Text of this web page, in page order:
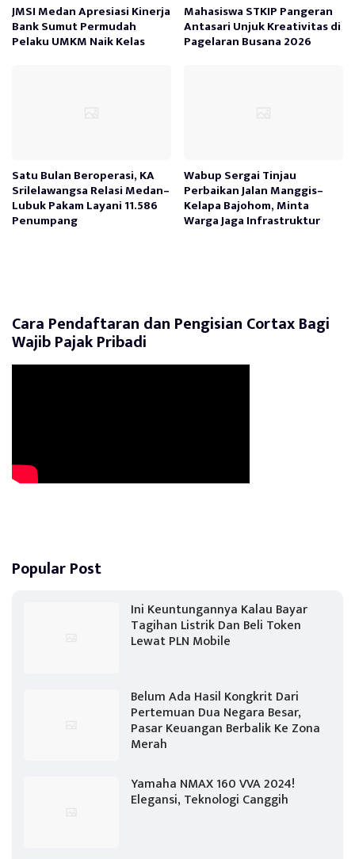
JMSI Medan Apresiasi Kinerja
Bank Sumut Permudah
Pelaku UMKM Naik Kelas
Mahasiswa STKIP Pangeran
Antasari Unjuk Kreativitas di
Pagelaran Busana 2026
Satu Bulan Beroperasi, KA
Srilelawangsa Relasi Medan–
Lubuk Pakam Layani 11.586
Penumpang
Wabup Sergai Tinjau
Perbaikan Jalan Manggis–
Kelapa Bajohom, Minta
Warga Jaga Infrastruktur
Cara Pendaftaran dan Pengisian Cortax Bagi
Wajib Pajak Pribadi
Popular Post
Ini Keuntungannya Kalau Bayar
Tagihan Listrik Dan Beli Token
Lewat PLN Mobile
Belum Ada Hasil Kongkrit Dari
Pertemuan Dua Negara Besar,
Pasar Keuangan Berbalik Ke Zona
Merah
Yamaha NMAX 160 VVA 2024!
Elegansi, Teknologi Canggih